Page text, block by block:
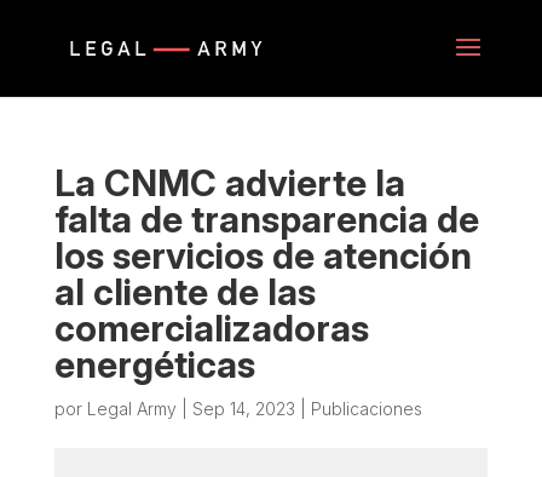
La CNMC advierte la
falta de transparencia de
los servicios de atención
al cliente de las
comercializadoras
energéticas
por Legal Army Sep 14, 2023 Publicaciones